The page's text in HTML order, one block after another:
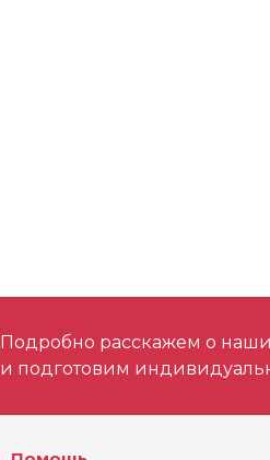
Подробно расскажем о
и подготовим